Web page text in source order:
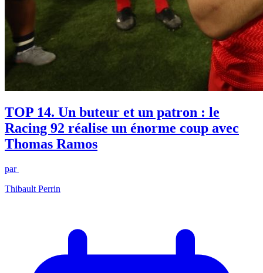
TOP 14. Un buteur et un patron : le
Racing 92 réalise un énorme coup avec
Thomas Ramos
par
Thibault Perrin